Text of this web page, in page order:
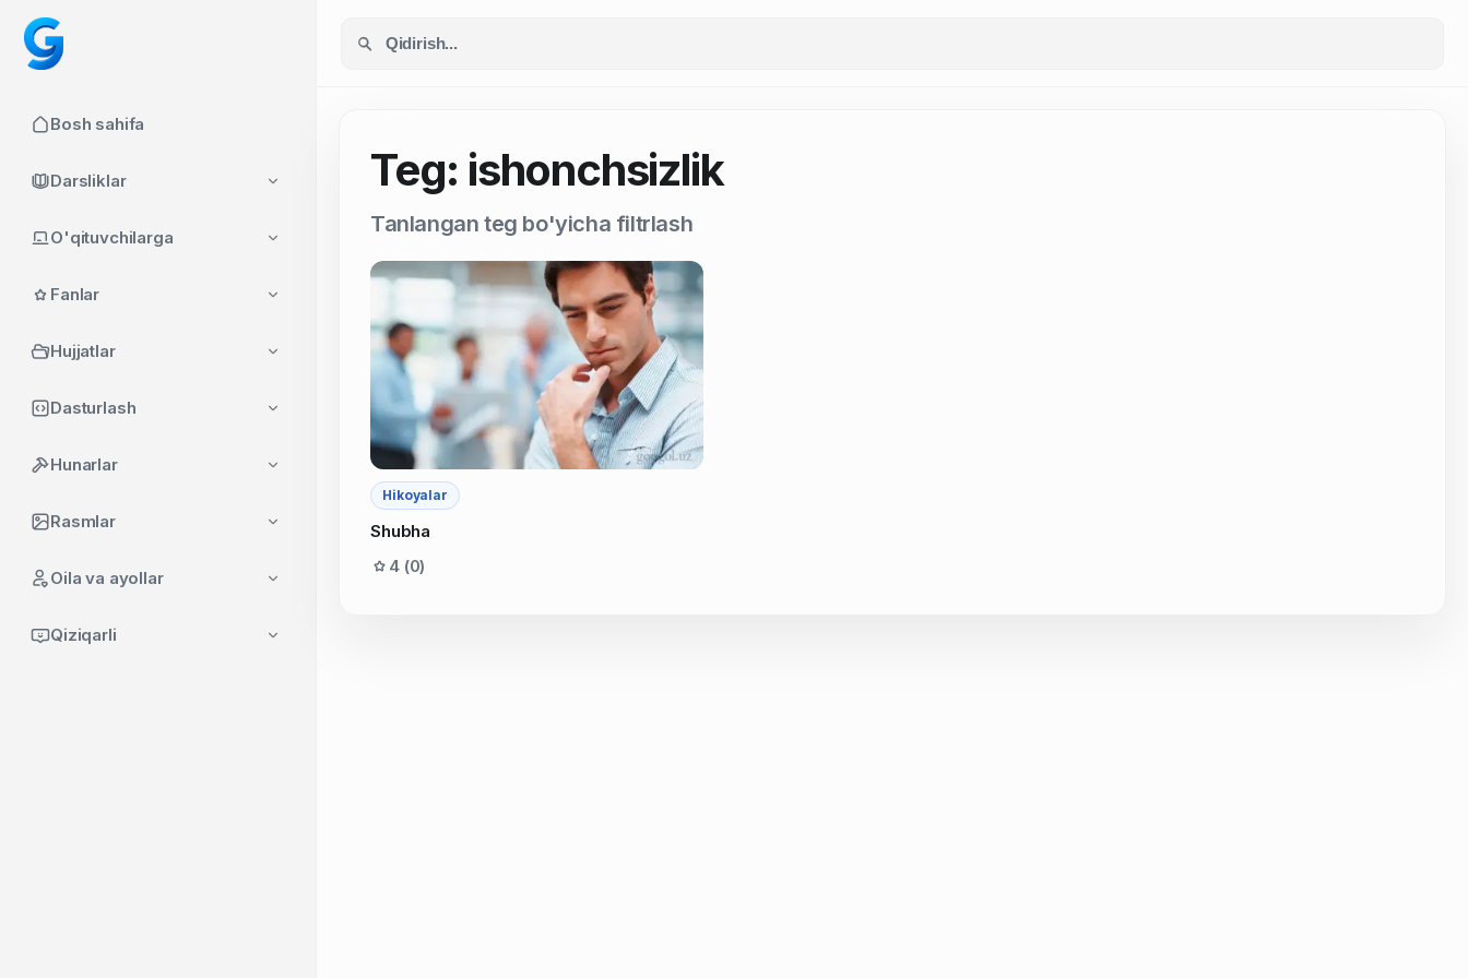
Bosh sahifa
Darsliklar
O'qituvchilarga
Fanlar
Hujjatlar
Dasturlash
Hunarlar
Rasmlar
Oila va ayollar
Qiziqarli
Teg: ishonchsizlik
Tanlangan teg bo'yicha filtrlash
Hikoyalar
Shubha
4 (0)